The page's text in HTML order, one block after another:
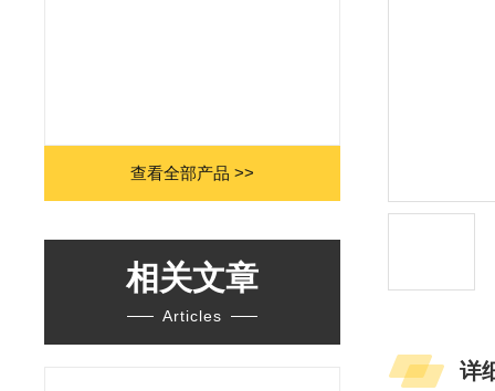
查看全部产品 >>
相关文章
Articles
详